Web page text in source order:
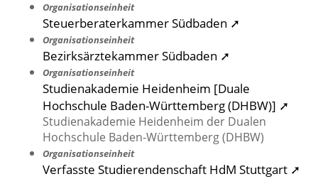
Organisationseinheit
Steuerberaterkammer Südbaden ➚
Organisationseinheit
Bezirksärztekammer Südbaden ➚
Organisationseinheit
Studienakademie Heidenheim [Duale
Hochschule Baden-Württemberg (DHBW)] ➚
Studienakademie Heidenheim der Dualen
Hochschule Baden-Württemberg (DHBW)
Organisationseinheit
Verfasste Studierendenschaft HdM Stuttgart ➚